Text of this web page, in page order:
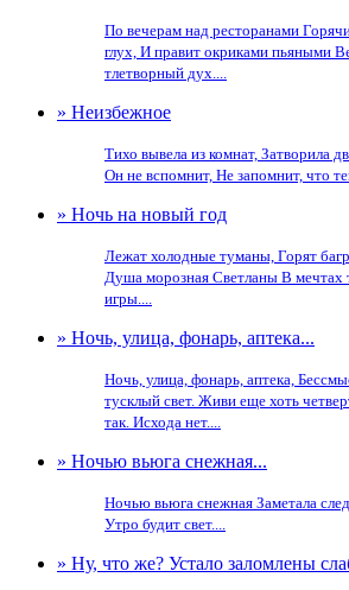
По вечерам над ресторанами
глух, И правит окриками пьяными
тлетворный дух....
» Неизбежное
Тихо вывела из комнат, Затворила
Он не вспомнит, Не запомнит, что
» Ночь на новый год
Лежат холодные туманы, Горят
Душа морозная Светланы В мечтах
игры....
» Ночь, улица, фонарь, аптека...
Ночь, улица, фонарь, аптека,
тусклый свет. Живи еще хоть
так. Исхода нет....
» Ночью вьюга снежная...
Ночью вьюга снежная Заметала
Утро будит свет....
» Ну, что же? Устало заломлены